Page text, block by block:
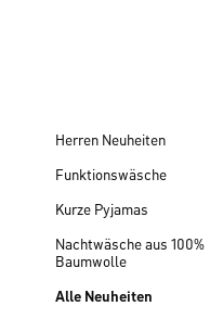
Herren Neuheiten
Funktionswäsche
Kurze Pyjamas
Nachtwäsche aus 100%
Baumwolle
Alle Neuheiten